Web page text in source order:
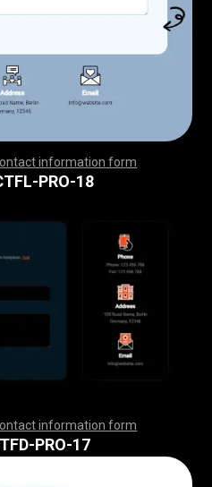
information form
,,,,,,,,,,,,,,,,,,,,,,,,,,
,,,,,,,,,,,,,,,,,,,
PRO-18
information form
,,,,,,,,,,,,,,,,,,,,,,,,,,
,,,,,,,,,,,,,,,,,,,
PRO-17